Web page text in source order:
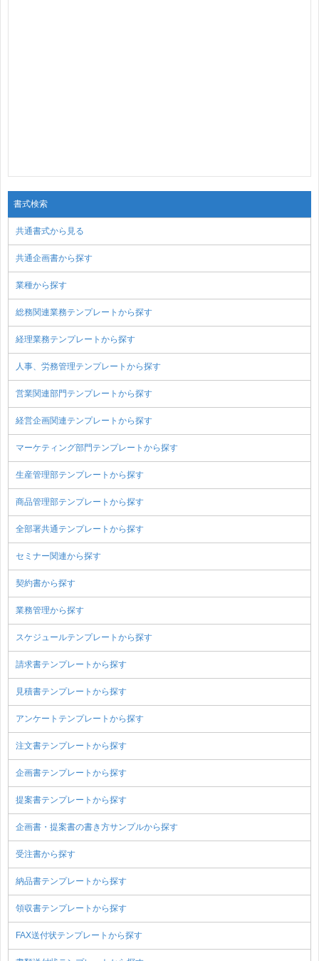
書式検索
共通書式から見る
共通企画書から探す
業種から探す
総務関連業務テンプレートから探す
経理業務テンプレートから探す
人事、労務管理テンプレートから探す
営業関連部門テンプレートから探す
経営企画関連テンプレートから探す
マーケティング部門テンプレートから探す
生産管理部テンプレートから探す
商品管理部テンプレートから探す
全部署共通テンプレートから探す
セミナー関連から探す
契約書から探す
業務管理から探す
スケジュールテンプレートから探す
請求書テンプレートから探す
見積書テンプレートから探す
アンケートテンプレートから探す
注文書テンプレートから探す
企画書テンプレートから探す
提案書テンプレートから探す
企画書・提案書の書き方サンプルから探す
受注書から探す
納品書テンプレートから探す
領収書テンプレートから探す
FAX送付状テンプレートから探す